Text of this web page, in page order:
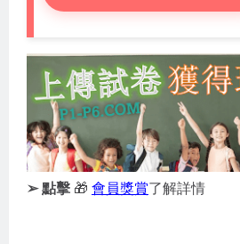
➢ 點擊 🎁 會員獎賞了解詳情